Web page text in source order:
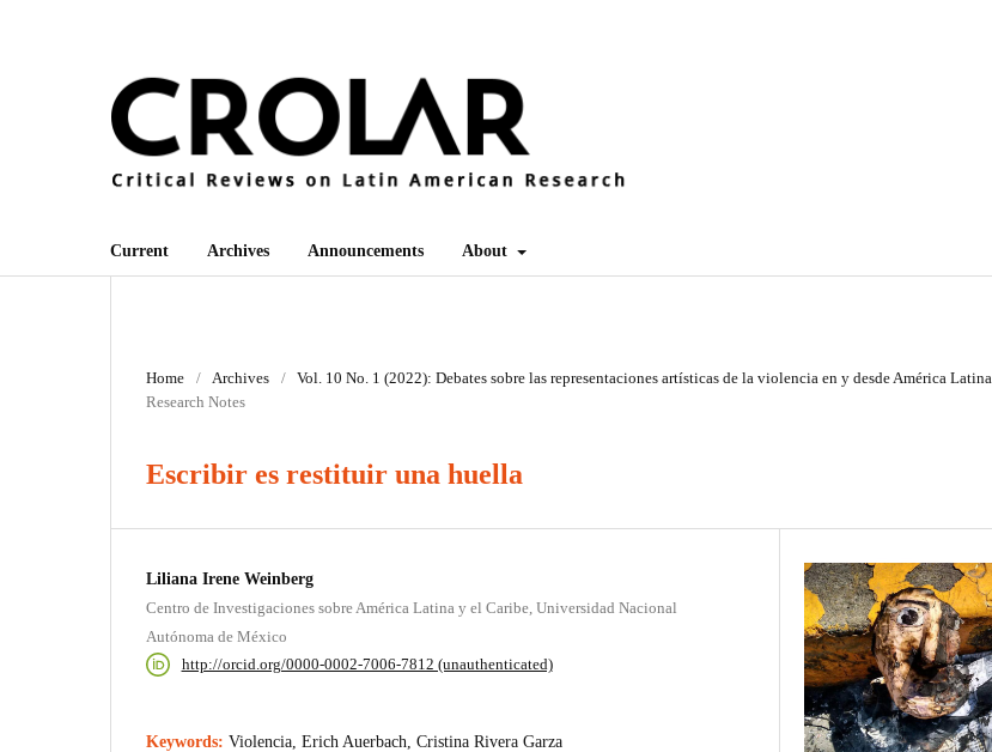
Current Archives Announcements About
Home / Archives / Vol. 10 No. 1 (2022): Debates sobre las representaciones artísticas de la violencia en y desde América Latina
Research Notes
Escribir es restituir una huella
Liliana Irene Weinberg
Centro de Investigaciones sobre América Latina y el Caribe, Universidad Nacional
Autónoma de México
http://orcid.org/0000-0002-7006-7812 (unauthenticated)
Keywords: Violencia, Erich Auerbach, Cristina Rivera Garza